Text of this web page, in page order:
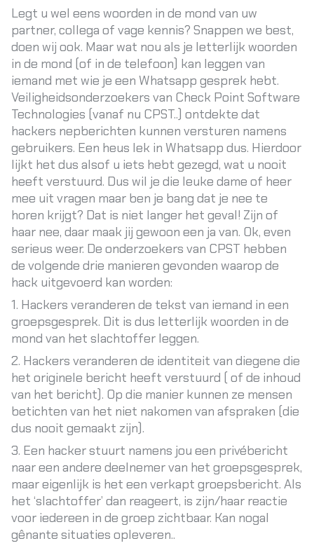
Legt u wel eens woorden in de mond van uw
partner, collega of vage kennis? Snappen we best,
doen wij ook. Maar wat nou als je letterlijk woorden
in de mond (of in de telefoon) kan leggen van
iemand met wie je een Whatsapp gesprek hebt.
Veiligheidsonderzoekers van Check Point Software
Technologies (vanaf nu CPST..) ontdekte dat
hackers nepberichten kunnen versturen namens
gebruikers. Een heus lek in Whatsapp dus. Hierdoor
lijkt het dus alsof u iets hebt gezegd, wat u nooit
heeft verstuurd. Dus wil je die leuke dame of heer
mee uit vragen maar ben je bang dat je nee te
horen krijgt? Dat is niet langer het geval! Zijn of
haar nee, daar maak jij gewoon een ja van. Ok, even
serieus weer. De onderzoekers van CPST hebben
de volgende drie manieren gevonden waarop de
hack uitgevoerd kan worden:
1. Hackers veranderen de tekst van iemand in een
groepsgesprek. Dit is dus letterlijk woorden in de
mond van het slachtoffer leggen.
2. Hackers veranderen de identiteit van diegene die
het originele bericht heeft verstuurd ( of de inhoud
van het bericht). Op die manier kunnen ze mensen
betichten van het niet nakomen van afspraken (die
dus nooit gemaakt zijn).
3. Een hacker stuurt namens jou een privébericht
naar een andere deelnemer van het groepsgesprek,
maar eigenlijk is het een verkapt groepsbericht. Als
het ‘slachtoffer’ dan reageert, is zijn/haar reactie
voor iedereen in de groep zichtbaar. Kan nogal
gênante situaties opleveren..